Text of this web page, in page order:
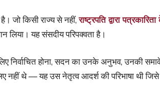
जो किसी राज्य से नहीं,राष्ट्रपति द्वारा
लिया। यह संसदीय परिपक्वता है।
निर्वाचित होना, सदन का उनके अनुभव, उनकी
नहीं थे — यह उस नेतृत्व आदर्श की परिभाषा थी